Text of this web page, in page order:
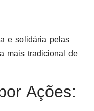
e solidária pelas
mais tradicional de
Ações: